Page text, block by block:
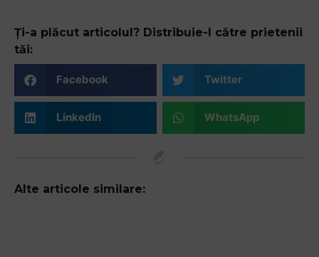
Ți-a plăcut articolul? Distribuie-l către prietenii
tăi:
Facebook Twitter
LinkedIn WhatsApp
Alte articole similare: